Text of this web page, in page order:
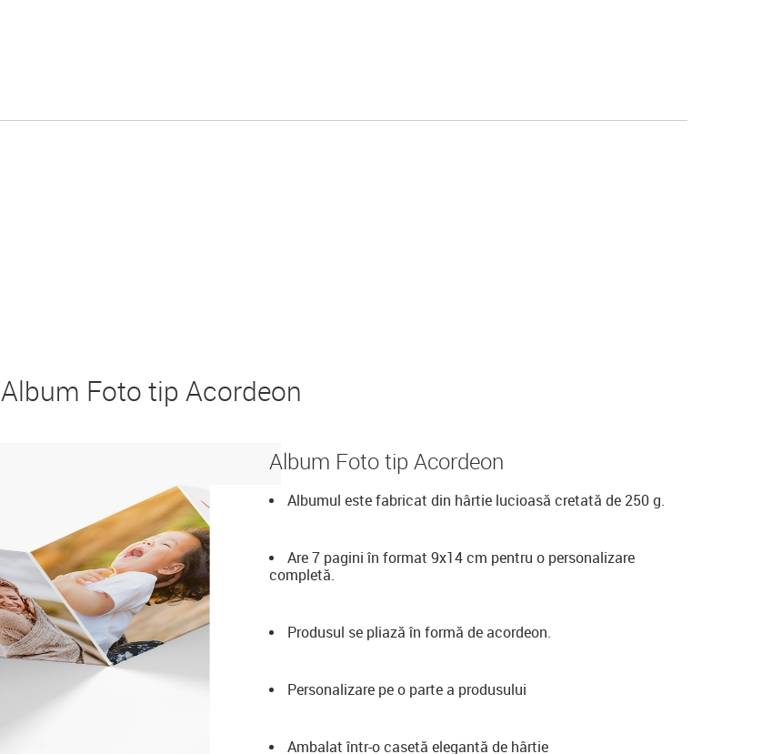
Album Foto tip Acordeon
Album Foto tip Acordeon
Albumul este fabricat din hârtie lucioasă cretată de 250 g.
Are 7 pagini în format 9x14 cm pentru o personalizare
completă.
Produsul se pliază în formă de acordeon.
Personalizare pe o parte a produsului
Ambalat într-o casetă elegantă de hârtie